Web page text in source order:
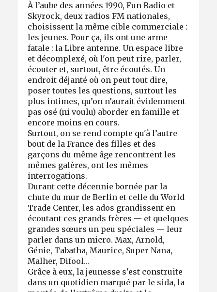
À l’aube des années 1990, Fun Radio et
Skyrock, deux radios FM nationales,
choisissent la même cible commerciale :
les jeunes. Pour ça, ils ont une arme
fatale : la Libre antenne. Un espace libre
et décomplexé, où l'on peut rire, parler,
écouter et, surtout, être écoutés. Un
endroit déjanté où on peut tout dire,
poser toutes les questions, surtout les
plus intimes, qu’on n’aurait évidemment
pas osé (ni voulu) aborder en famille et
encore moins en cours.
Surtout, on se rend compte qu'à l’autre
bout de la France des filles et des
garçons du même âge rencontrent les
mêmes galères, ont les mêmes
interrogations.
Durant cette décennie bornée par la
chute du mur de Berlin et celle du World
Trade Center, les ados grandissent en
écoutant ces grands frères — et quelques
grandes sœurs un peu spéciales — leur
parler dans un micro. Max, Arnold,
Génie, Tabatha, Maurice, Super Nana,
Malher, Difool…
Grâce à eux, la jeunesse s'est construite
dans un quotidien marqué par le sida, la